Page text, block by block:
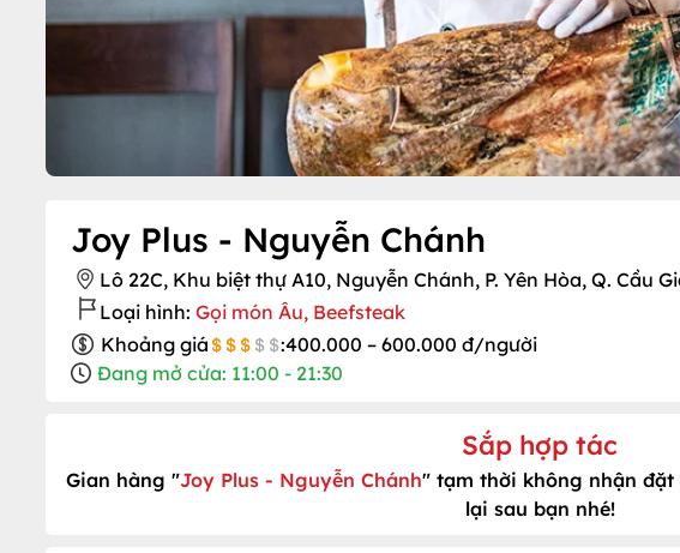
Joy Plus - Nguyễn Chánh
Lô 22C, Khu biệt thự A10, Nguyễn Chánh, P. Yên Hòa, Q. Cầu
Loại hình: Gọi món Âu, Beefsteak
Khoảng giá
:400.000 – 600.000 đ/người
Đang mở cửa: 11:00 - 21:30
Sắp hợp tác
Gian hàng "Joy Plus - Nguyễn Chánh" tạm thời không nhận đặt
lại sau bạn nhé!